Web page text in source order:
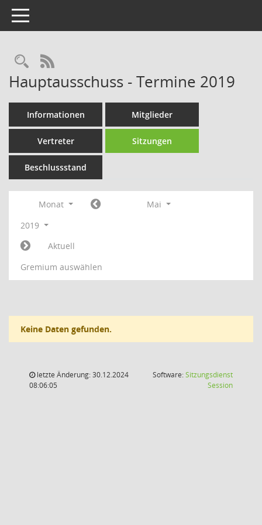
Toggle navigation
Rechercheauswahl
RSS-Feed
Hauptausschuss - Termine 2019
Informationen Mitglieder
Vertreter Sitzungen
Beschlussstand
Monat
Mai
2019
Aktuell
Gremium auswählen
Keine Daten gefunden.
letzte Änderung: 30.12.2024
08:06:05
Software:Sitzungsdienst
Session(Wird in